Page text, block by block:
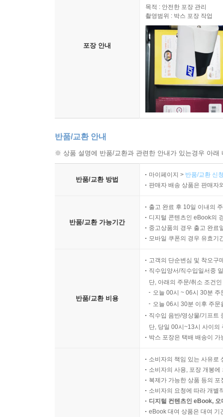
포장 안내
목적 : 안전한 포장 관리
촬영범위 : 박스 포장 작업
반품/교환 안내
※ 상품 설명에 반품/교환과 관련한 안내가 있는경우 아
반품/교환 방법
마이페이지 > 반품/교환 신
판매자 배송 상품은 판매자
반품/교환 가능기간
출고 완료 후 10일 이내의
디지털 콘텐츠인 eBook의
중고상품의 경우 출고 완료
모바일 쿠폰의 경우 유효기
반품/교환 비용
고객의 단순변심 및 착오구
직수입양서/직수입일서중
단, 아래의 주문/취소 조건
오늘 00시 ~ 06시 30분
오늘 06시 30분 이후 주
직수입 음반/영상물/기프트
단, 당일 00시~13시 사이의
박스 포장은 택배 배송이
소비자의 책임 있는 사유로
소비자의 사용, 포장 개봉
복제가 가능한 상품 등의
소비자의 요청에 따라 개별
디지털 컨텐츠인 eBook,
eBook 대여 상품은 대여 기